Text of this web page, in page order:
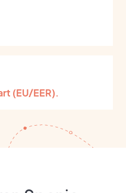
(EU/EER).